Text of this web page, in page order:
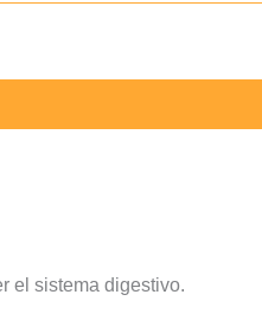
el sistema digestivo.